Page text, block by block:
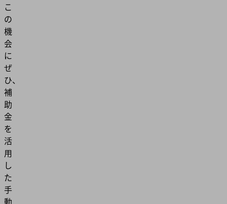
こ
の
機
会
に
ぜ
ひ、
補
助
金
を
活
用
し
た
手
動